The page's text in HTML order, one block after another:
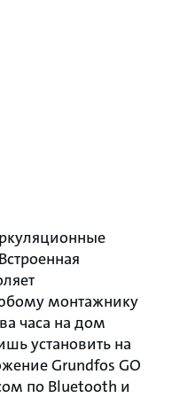
монтажнику
часа на дом
установить на
Grundfos GO
по Bluetooth и